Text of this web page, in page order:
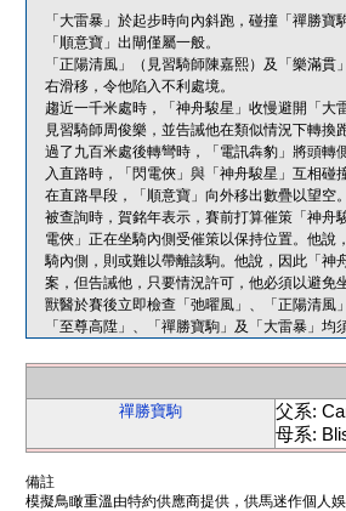
「大雷暴」於起步時向內斜跑，碰撞「禪勝寶
「順意寶」出閘僅屬一般。
「正陽清風」（見習騎師陳嘉熙）及「樂滿
右滑移，令他陷入不利處境。
趨近一千米處時，「神舟駿星」收慢避開「
見習騎師周俊樂，並告誡他在類似情況下轉
過了九百米處後轉彎時，「電訊犇豹」將頭轉
入直路時，「閃電俠」與「神舟駿星」互相碰撞
在直路早段，「順意寶」向外移出數疊以望空。
被查詢時，賀銘年表示，賽前打算催策「神舟
電俠」正在坐騎內側受催策以保持位置。他
騎內側，則或難以帶離該駒。他說，因此「神
案，但告誡他，只要情況許可，他必須以避免
獸醫於賽後立即檢查「弛曜風」、「正陽清風
「至尊高陞」、「禪勝寶駒」及「大雷暴」均
禪勝寶駒
父系:
母系:
備註
模擬鳥瞰重溫由特約供應商提供，供馬迷作個人